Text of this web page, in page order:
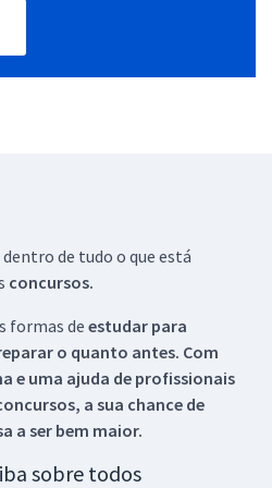
de tudo o que está
concursos.
formas de estudar para
o quanto antes. Com
e uma ajuda de profissionais
a sua chance de
a ser bem maior.
sobre todos